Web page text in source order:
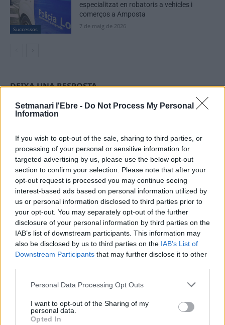
Setmanari l'Ebre - Do Not Process My Personal
Information
If you wish to opt-out of the sale, sharing to third parties, or
processing of your personal or sensitive information for
targeted advertising by us, please use the below opt-out
section to confirm your selection. Please note that after your
opt-out request is processed you may continue seeing
interest-based ads based on personal information utilized by
us or personal information disclosed to third parties prior to
your opt-out. You may separately opt-out of the further
disclosure of your personal information by third parties on the
IAB’s list of downstream participants. This information may
also be disclosed by us to third parties on the IAB’s List of
Downstream Participants that may further disclose it to other
Personal Data Processing Opt Outs
I want to opt-out of the Sharing of my
personal data.
Opted In
Successos
especialitzat en robatoris a vehicles i
comerços a Amposta
7 de maig de 2026
DEIXA UNA RESPOSTA
Comentari:
Deseu el meu nom, el correu electrònic i el lloc web en